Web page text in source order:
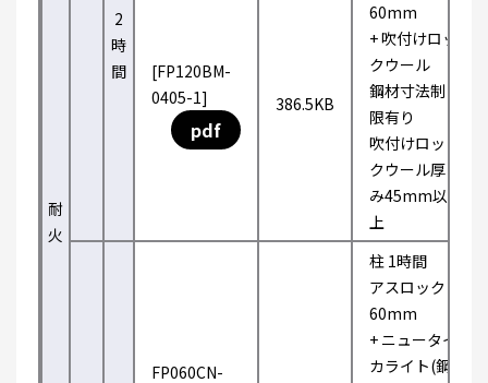
耐
火
2
時
間
[FP120BM-
0405-1]
pdf
386.5KB
60mm
+ 吹付けロッ
クウール
鋼材寸法制
限有り
吹付けロッ
クウール厚
み45mm以
上
FP060CN-
柱 1時間
アスロック
60mm
+ ニュータイ
カライト(鋼